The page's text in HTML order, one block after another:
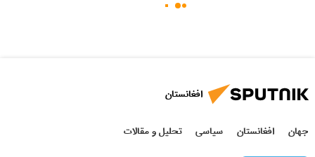
افغانستان
جهان افغانستان سیاسی تحلیل و مقالات